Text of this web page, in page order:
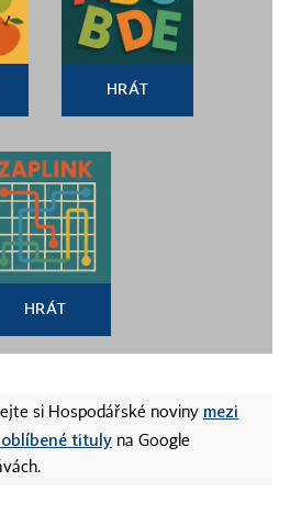
HRÁT
HRÁT
si Hospodářské noviny mezi
oblíbené tituly na Google